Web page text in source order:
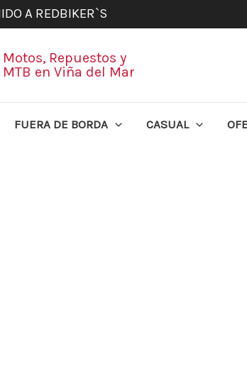
A REDBIKER`S
FUERA DE BORDA CASUAL